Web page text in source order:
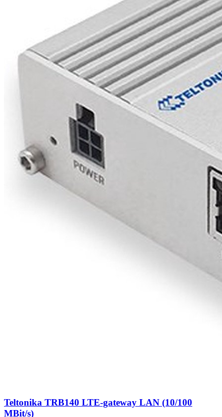
Teltonika TRB140 LTE-gateway LAN (10/100
MBit/s)